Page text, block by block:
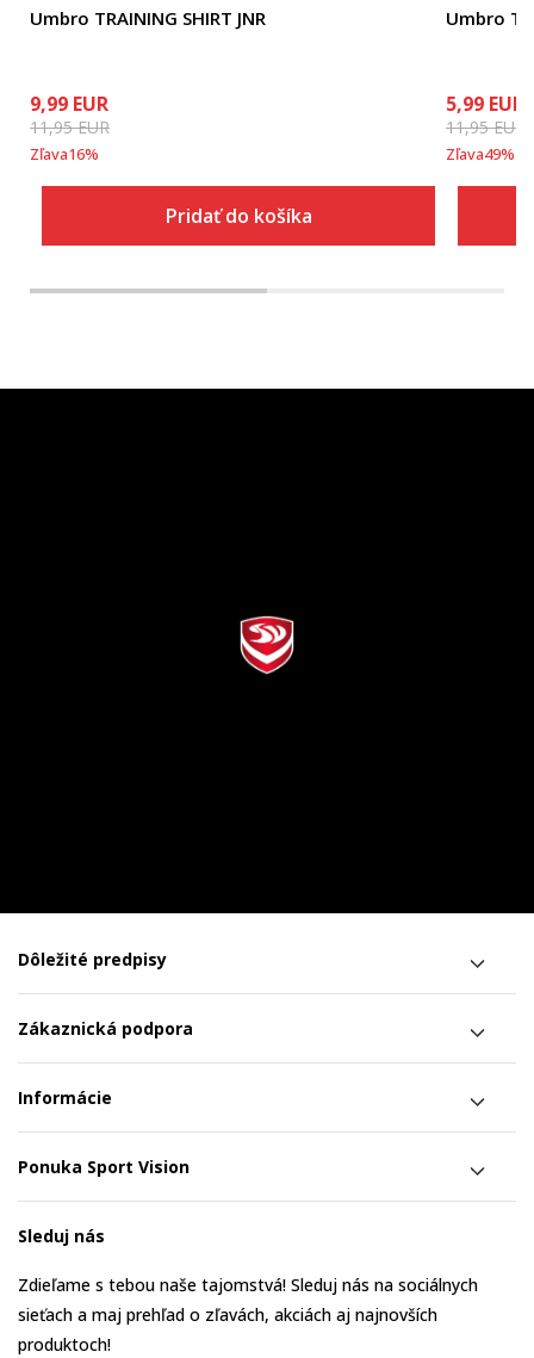
Umbro TRAINING SHIRT JNR
9,99 EUR
11,95EUR
Zľava16%
Pridať do košíka
Umbro
5,99 EUR
11,95EUR
Zľava49%
Dôležité predpisy
Zákaznická podpora
Informácie
Ponuka Sport Vision
Sleduj nás
Zdieľame s tebou naše tajomstvá! Sleduj nás na sociálnych
sieťach a maj prehľad o zľavách, akciách aj najnovších
produktoch!